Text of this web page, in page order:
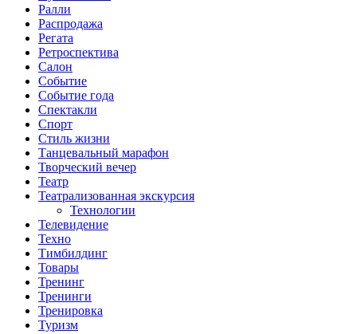
Ралли
Распродажа
Регата
Ретроспектива
Салон
Событие
Событие года
Спектакли
Спорт
Стиль жизни
Танцевальный марафон
Творческий вечер
Театр
Театрализованная экскурсия
Технологии
Телевидение
Техно
Тимбилдинг
Товары
Тренинг
Тренинги
Тренировка
Туризм